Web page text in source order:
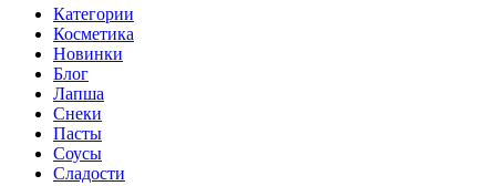
Категории
Косметика
Новинки
Блог
Лапша
Снеки
Пасты
Соусы
Сладости